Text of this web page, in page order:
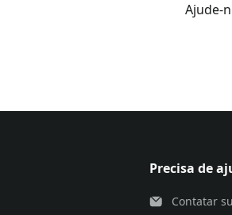
Ajude-
Precisa de
Contatar